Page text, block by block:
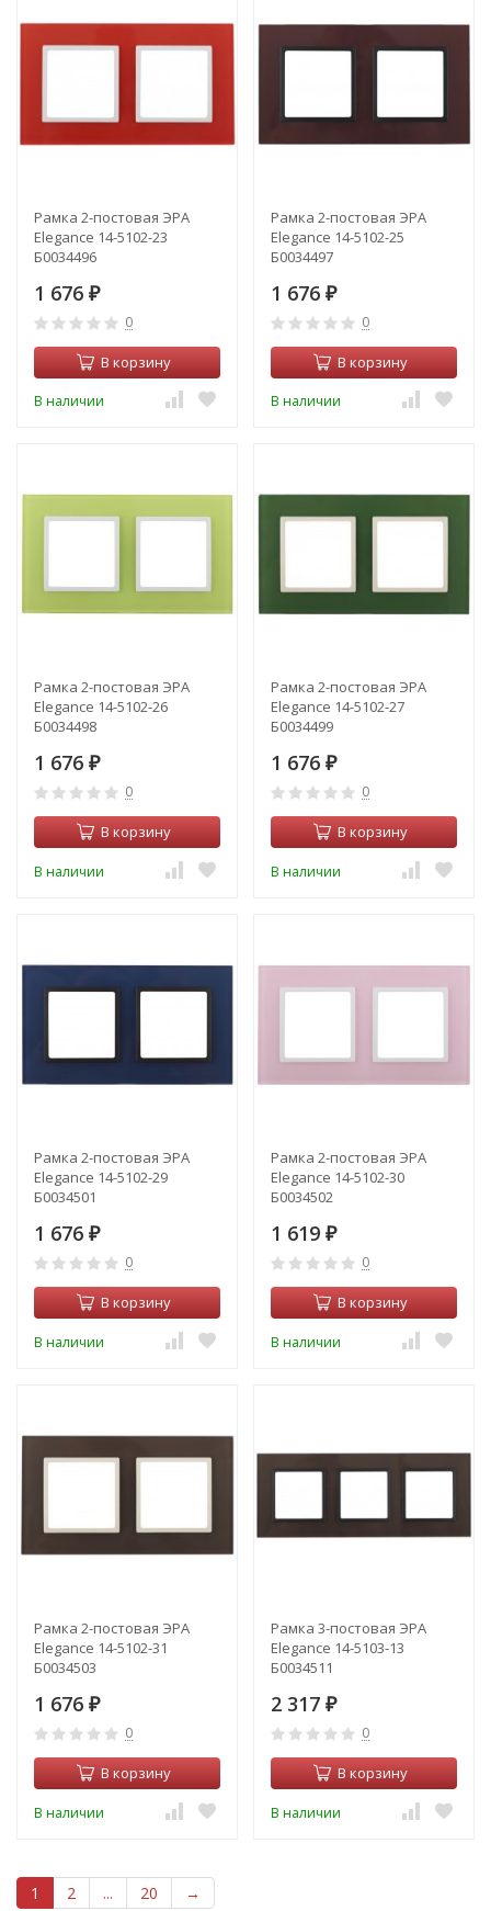
Рамка 2-постовая ЭРА
Elegance 14-5102-23
Б0034496
1 676 ₽
0
В корзину
В наличии
Рамка 2-постовая ЭРА
Elegance 14-5102-25
Б0034497
1 676 ₽
0
В корзину
В наличии
Рамка 2-постовая ЭРА
Elegance 14-5102-26
Б0034498
1 676 ₽
0
В корзину
В наличии
Рамка 2-постовая ЭРА
Elegance 14-5102-27
Б0034499
1 676 ₽
0
В корзину
В наличии
Рамка 2-постовая ЭРА
Elegance 14-5102-29
Б0034501
1 676 ₽
0
В корзину
В наличии
Рамка 2-постовая ЭРА
Elegance 14-5102-30
Б0034502
1 619 ₽
0
В корзину
В наличии
Рамка 2-постовая ЭРА
Elegance 14-5102-31
Б0034503
1 676 ₽
0
В корзину
В наличии
Рамка 3-постовая ЭРА
Elegance 14-5103-13
Б0034511
2 317 ₽
0
В корзину
В наличии
1 2 ... 20 →